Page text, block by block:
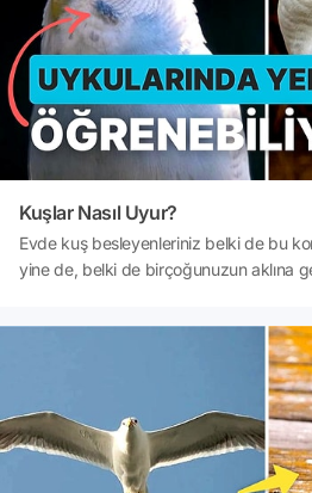
Kuşlar Nasıl Uyur?
Evde kuş besleyenleriniz belki de bu
yine de, belki de birçoğunuzun aklına
uyandığımız, gökyüzüne baktığımızda
gördüğümüz kuşlar enerjilerini
öyleyse kuşlar nasıl uyur? Cevaplar